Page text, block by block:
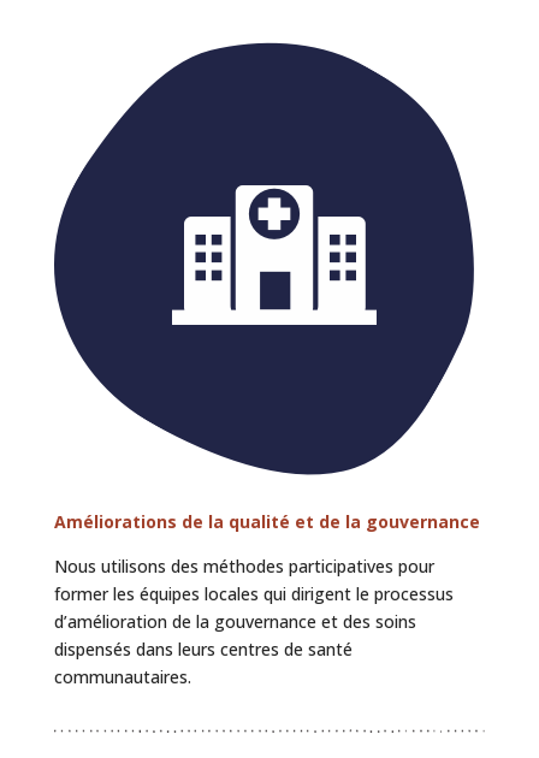
Améliorations de la qualité et de la gouvernance
Nous utilisons des méthodes participatives pour
former les équipes locales qui dirigent le processus
d’amélioration de la gouvernance et des soins
dispensés dans leurs centres de santé
communautaires.